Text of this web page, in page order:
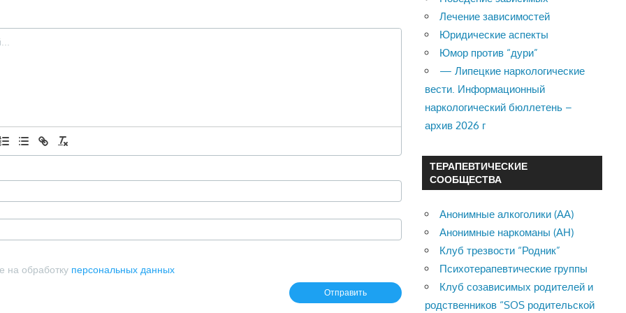
на обработку персональных данных
Лечение зависимостей
Юридические аспекты
Юмор против “дури”
— Липецкие наркологические
вести. Информационный
наркологический бюллетень –
архив 2026 г
ТЕРАПЕВТИЧЕСКИЕ
СООБЩЕСТВА
Анонимные алкоголики (АА)
Анонимные наркоманы (АН)
Клуб трезвости “Родник”
Психотерапевтические группы
Клуб созависимых родителей и
родственников “SOS родительской